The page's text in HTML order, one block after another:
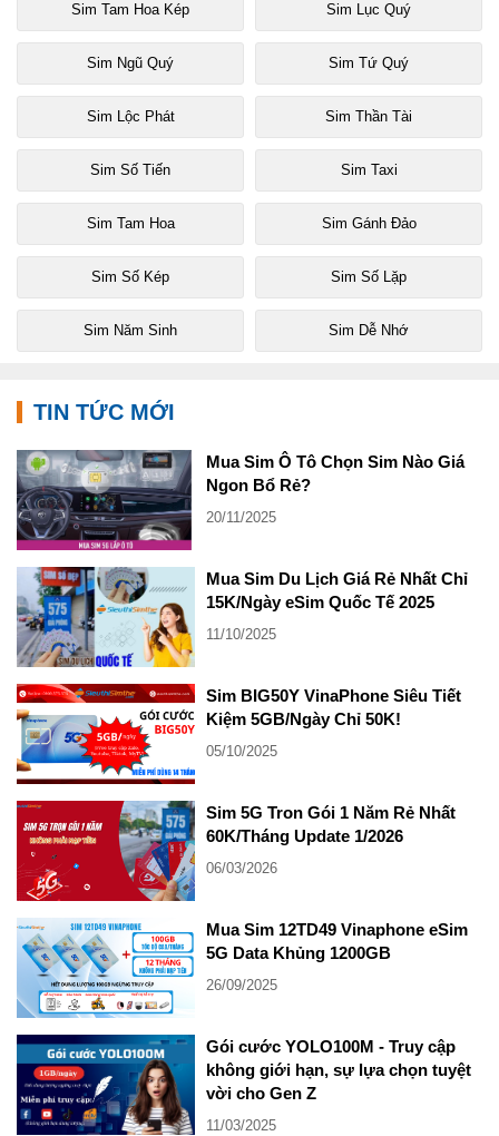
Sim Tam Hoa Kép Sim Lục Quý
Sim Ngũ Quý Sim Tứ Quý
Sim Lộc Phát Sim Thần Tài
Sim Số Tiến Sim Taxi
Sim Tam Hoa Sim Gánh Đảo
Sim Số Kép Sim Số Lặp
Sim Năm Sinh Sim Dễ Nhớ
TIN TỨC MỚI
Mua Sim Ô Tô Chọn Sim Nào Giá
Ngon Bổ Rẻ?
20/11/2025
Mua Sim Du Lịch Giá Rẻ Nhất Chỉ
15K/Ngày eSim Quốc Tế 2025
11/10/2025
Sim BIG50Y VinaPhone Siêu Tiết
Kiệm 5GB/Ngày Chỉ 50K!
05/10/2025
Sim 5G Tron Gói 1 Năm Rẻ Nhất
60K/Tháng Update 1/2026
06/03/2026
Mua Sim 12TD49 Vinaphone eSim
5G Data Khủng 1200GB
26/09/2025
Gói cước YOLO100M - Truy cập
không giới hạn, sự lựa chọn tuyệt
vời cho Gen Z
11/03/2025